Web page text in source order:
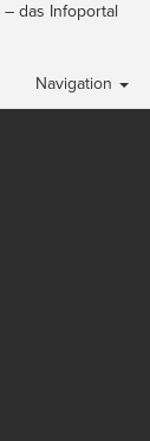
– das Infoportal
Navigation